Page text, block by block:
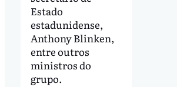
Estado
estadunidense,
Anthony Blinken,
entre outros
ministros do
grupo.